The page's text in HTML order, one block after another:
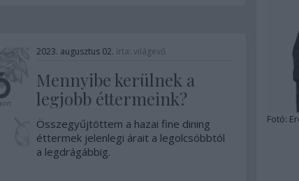
2023. augusztus 02. írta: világevő
Mennyibe kerülnek a
legjobb éttermeink?
Összegyűjtöttem a hazai fine dining
éttermek jelenlegi árait a legolcsóbbtól
a legdrágábbig.
Fotó: